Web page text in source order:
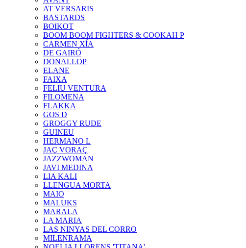
AT VERSARIS
BASTARDS
BOIKOT
BOOM BOOM FIGHTERS & COOKAH P
CARMEN XÍA
DE GAIRÓ
DONALLOP
ELANE
FAIXA
FELIU VENTURA
FILOMENA
FLAKKA
GOS D
GROGGY RUDE
GUINEU
HERMANO L
JAÇ VORAÇ
JAZZWOMAN
JAVI MEDINA
LIA KALI
LLENGUA MORTA
MAIO
MALUKS
MARALA
LA MARIA
LAS NINYAS DEL CORRO
MILENRAMA